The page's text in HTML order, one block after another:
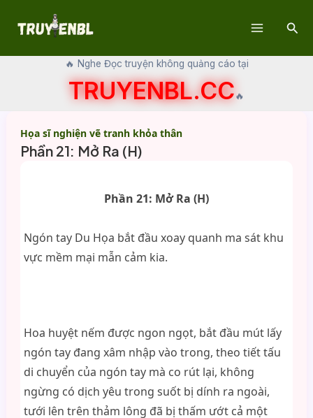
🔥 Nghe Đọc truyện không quảng cáo tại
TRUYENBL.CC🔥
Họa sĩ nghiện vẽ tranh khỏa thân
Phần 21: Mở Ra (H)
Phần 21: Mở Ra (H)
Ngón tay Du Họa bắt đầu xoay quanh ma sát khu
vực mềm mại mẫn cảm kia.
Hoa huyệt nếm được ngon ngọt, bắt đầu mút lấy
ngón tay đang xâm nhập vào trong, theo tiết tấu
di chuyển của ngón tay mà co rút lại, không
ngừng có dịch yêu trong suốt bị dính ra ngoài,
tưới lên trên thảm lông đã bị thấm ướt cả một